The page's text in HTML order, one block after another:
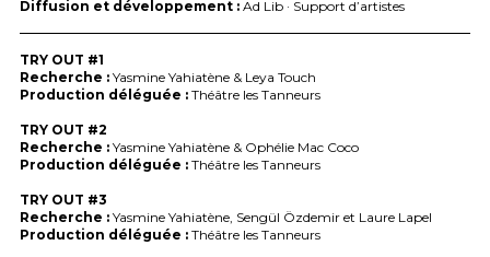
Diffusion et développement :Ad Lib · Support d’artistes
TRY OUT #1
Recherche :Yasmine Yahiatène & Leya Touch
Production déléguée :Théâtre les Tanneurs
TRY OUT #2
Recherche :Yasmine Yahiatène & Ophélie Mac Coco
Production déléguée :Théâtre les Tanneurs
TRY OUT #3
Recherche :Yasmine Yahiatène, Sengül Özdemir et Laure Lapel
Production déléguée :Théâtre les Tanneurs